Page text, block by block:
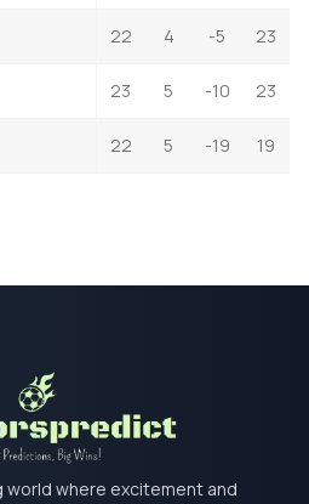
22 4 -5 23
23 5 -10 23
22 5 -19 19
world where excitement and